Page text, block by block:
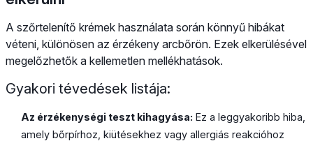
A szőrtelenítő krémek használata során könnyű hibákat
véteni, különösen az érzékeny arcbőrön. Ezek elkerülésével
megelőzhetők a kellemetlen mellékhatások.
Gyakori tévedések listája:
Az érzékenységi teszt kihagyása: Ez a leggyakoribb hiba,
amely bőrpírhoz, kiütésekhez vagy allergiás reakcióhoz